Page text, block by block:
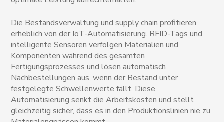
Die Bestandsverwaltung und supply chain profitieren
erheblich von der IoT-Automatisierung. RFID-Tags und
intelligente Sensoren verfolgen Materialien und
Komponenten während des gesamten
Fertigungsprozesses und lösen automatisch
Nachbestellungen aus, wenn der Bestand unter
festgelegte Schwellenwerte fällt. Diese
Automatisierung senkt die Arbeitskosten und stellt
gleichzeitig sicher, dass es in den Produktionslinien nie zu